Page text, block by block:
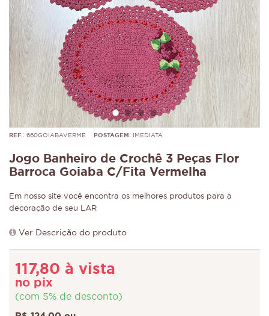
REF.: 660GOIABAVERME POSTAGEM: IMEDIATA
Jogo Banheiro de Crochê 3 Peças Flor
Barroca Goiaba C/Fita Vermelha
Em nosso site você encontra os melhores produtos para a
decoração de seu LAR
Ver Descrição do produto
117,80 à vista
no pix
(com 5% de desconto)